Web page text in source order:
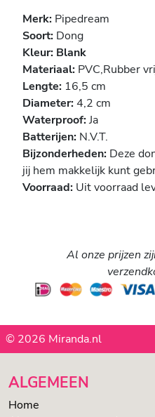
Merk: Pipedream
Soort: Dong
Kleur: Blank
Materiaal: PVC,Rubber
Lengte: 16,5 cm
Diameter:4,2 cm
Waterproof:Ja
Batterijen: N.V.T.
Bijzonderheden: Deze
jij hem makkelijk kunt
Voorraad: Uit voorraad
Al onze prijzen
© 2026 Miranda.nl
ALGEMEEN
Home